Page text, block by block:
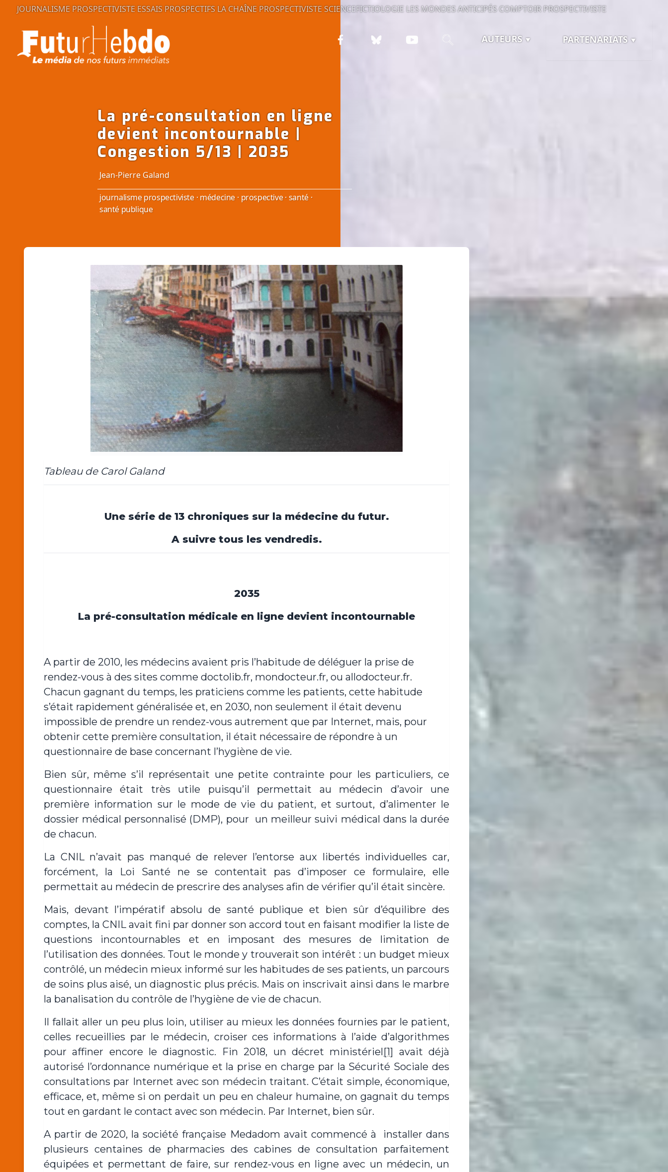
JOURNALISME PROSPECTIVISTE ESSAIS PROSPECTIFSLA CHAÎNE PROSPECTIVISTE SCIENCEFICTIOLOGIE LES MONDES ANTICIPÉSCOMPTOIR PROSPECTIVISTE
AUTEURS PARTENARIATS
La pré-consultation en ligne
devient incontournable |
Congestion 5/13 | 2035
Jean-Pierre Galand
journalisme prospectiviste · médecine · prospective ·santé ·
santé publique
Tableau de Carol Galand
Une série de 13 chroniques sur la médecine du futur.
A suivre tous les vendredis.
2035
La pré-consultation médicale en ligne devient incontournable
A partir de 2010, les médecins avaient pris l’habitude de déléguer la prise de
rendez-vous à des sites comme doctolib.fr, mondocteur.fr, ou allodocteur.fr.
Chacun gagnant du temps, les praticiens comme les patients, cette habitude
s’était rapidement généralisée et, en 2030, non seulement il était devenu
impossible de prendre un rendez-vous autrement que par Internet, mais, pour
obtenir cette première consultation, il était nécessaire de répondre à un
questionnaire de base concernant l’hygiène de vie.
Bien sûr, même s’il représentait une petite contrainte pour les particuliers, ce
questionnaire était très utile puisqu’il permettait au médecin d’avoir une
première information sur le mode de vie du patient, et surtout, d’alimenter le
dossier médical personnalisé (DMP), pour un meilleur suivi médical dans la durée
de chacun.
La CNIL n’avait pas manqué de relever l’entorse aux libertés individuelles car,
forcément, la Loi Santé ne se contentait pas d’imposer ce formulaire, elle
permettait au médecin de prescrire des analyses afin de vérifier qu’il était sincère.
Mais, devant l’impératif absolu de santé publique et bien sûr d’équilibre des
comptes, la CNIL avait fini par donner son accord tout en faisant modifier la liste de
questions incontournables et en imposant des mesures de limitation de
l’utilisation des données. Tout le monde y trouverait son intérêt : un budget mieux
contrôlé, un médecin mieux informé sur les habitudes de ses patients, un parcours
de soins plus aisé, un diagnostic plus précis. Mais on inscrivait ainsi dans le marbre
la banalisation du contrôle de l’hygiène de vie de chacun.
Il fallait aller un peu plus loin, utiliser au mieux les données fournies par le patient,
celles recueillies par le médecin, croiser ces informations à l’aide d’algorithmes
pour affiner encore le diagnostic. Fin 2018, un décret ministériel[1] avait déjà
autorisé l’ordonnance numérique et la prise en charge par la Sécurité Sociale des
consultations par Internet avec son médecin traitant. C’était simple, économique,
efficace, et, même si on perdait un peu en chaleur humaine, on gagnait du temps
tout en gardant le contact avec son médecin. Par Internet, bien sûr.
A partir de 2020, la société française Medadom avait commencé à installer dans
plusieurs centaines de pharmacies des cabines de consultation parfaitement
équipées et permettant de faire, sur rendez-vous en ligne avec un médecin, un